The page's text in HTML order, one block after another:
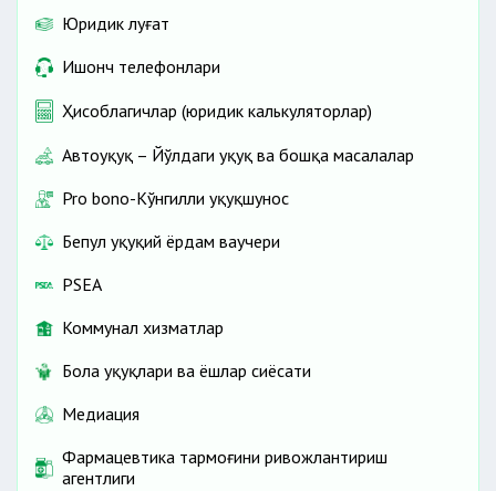
Юридик луғат
Ишонч телефонлари
Ҳисоблагичлар (юридик калькуляторлар)
Автоҳуқуқ – Йўлдаги ҳуқуқ ва бошқа масалалар
Pro bono-Кўнгилли ҳуқуқшунос
Бепул ҳуқуқий ёрдам ваучери
PSEA
Коммунал хизматлар
Бола ҳуқуқлари ва ёшлар сиёсати
Медиация
Фармацевтика тармоғини ривожлантириш
агентлиги